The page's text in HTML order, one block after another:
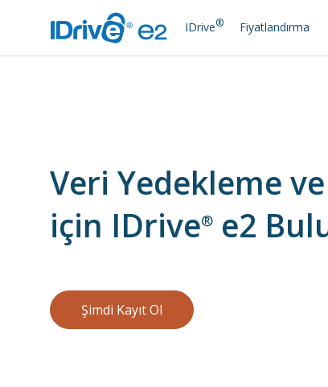
IDrive® Fiyatlandırma
Veri Yedekleme
için IDrive® e2
Şimdi Kayıt Ol